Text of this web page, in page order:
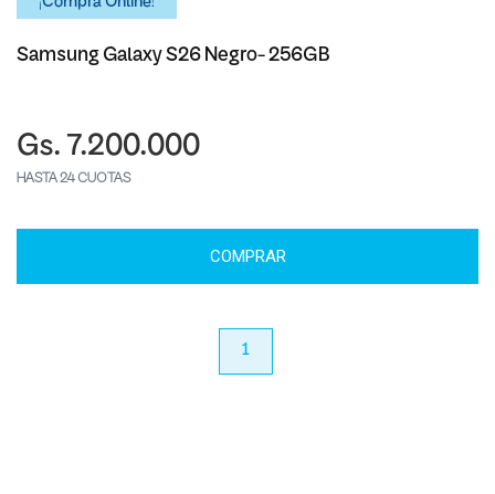
Samsung Galaxy S26 Negro- 256GB
Gs. 7.200.000
HASTA 24 CUOTAS
COMPRAR
1